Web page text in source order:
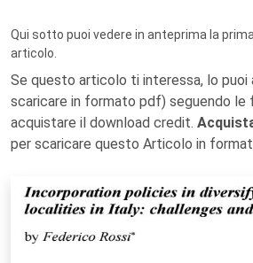
Qui sotto puoi vedere in anteprima la
articolo.
Se questo articolo ti interessa, lo puoi
scaricare in formato pdf) seguendo le
acquistare il download credit.
per scaricare questo Articolo in